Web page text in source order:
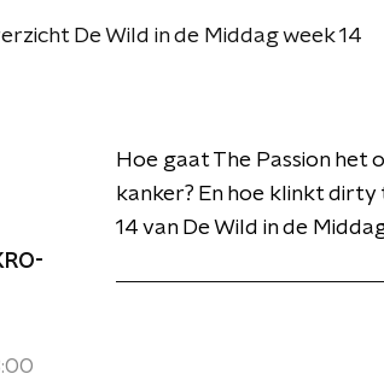
De Wild in de Middag week 14
Hoe gaat The Passion
kanker? En hoe klinkt
14 van De Wild in de